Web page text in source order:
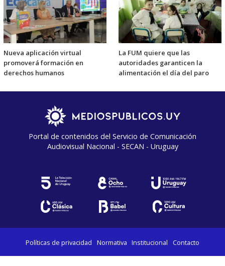
Nueva aplicación virtual
promoverá formación en
derechos humanos
La FUM quiere que las
autoridades garanticen la
alimentación el día del paro
Portal de contenidos del Servicio de Comunicación
Audiovisual Nacional - SECAN - Uruguay
Políticas de privacidad Normativa Institucional Contacto